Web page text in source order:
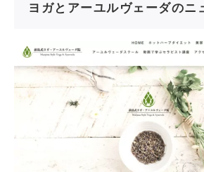
ヨガとアーユルヴェーダのニ